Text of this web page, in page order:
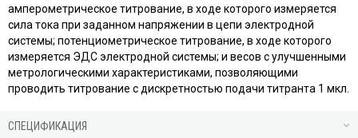
амперометрическое титрование, в ходе которого измеряется
сила тока при заданном напряжении в цепи электродной
системы; потенциометрическое титрование, в ходе которого
измеряется ЭДС электродной системы; и весов с улучшенными
метрологическими характеристиками, позволяющими
проводить титрование с дискретностью подачи титранта 1 мкл.
СПЕЦИФИКАЦИЯ